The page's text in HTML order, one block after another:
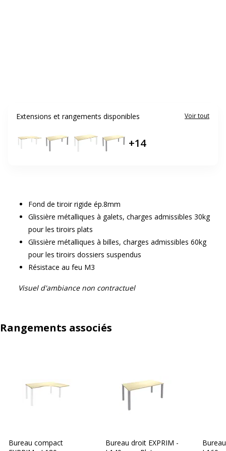
Extensions et rangements disponibles Voir tout
+14
Fond de tiroir rigide ép.8mm
Glissière métalliques à galets, charges admissibles 30kg
pour les tiroirs plats
Glissière métalliques à billes, charges admissibles 60kg
pour les tiroirs dossiers suspendus
Résistace au feu M3
Visuel d'ambiance non contractuel
Rangements associés
Bureau compact
Bureau droit EXPRIM -